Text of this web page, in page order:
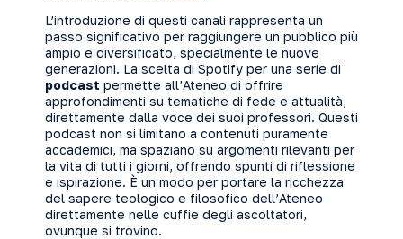
L’introduzione di questi canali rappresenta un
passo significativo per raggiungere un pubblico più
ampio e diversificato, specialmente le nuove
generazioni. La scelta di Spotify per una serie di
podcast permette all’Ateneo di offrire
approfondimenti su tematiche di fede e attualità,
direttamente dalla voce dei suoi professori. Questi
podcast non si limitano a contenuti puramente
accademici, ma spaziano su argomenti rilevanti per
la vita di tutti i giorni, offrendo spunti di riflessione
e ispirazione. È un modo per portare la ricchezza
del sapere teologico e filosofico dell’Ateneo
direttamente nelle cuffie degli ascoltatori,
ovunque si trovino.